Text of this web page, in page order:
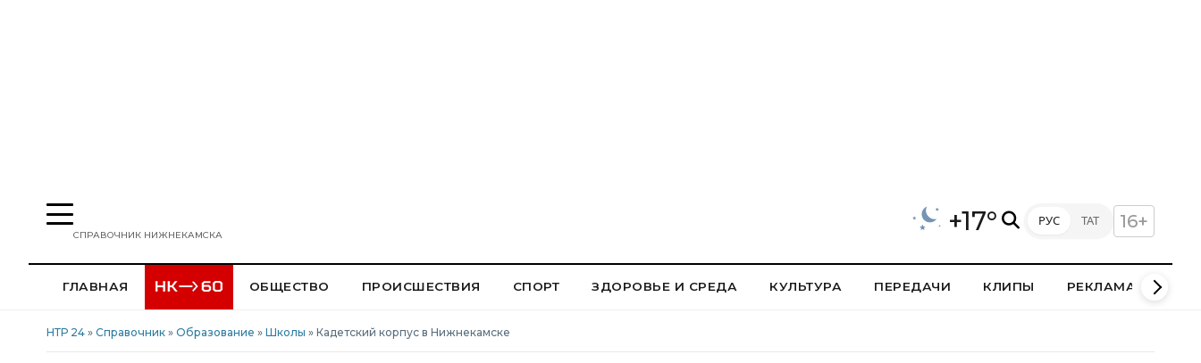
СПРАВОЧНИК НИЖНЕКАМСКА +17° РУС ТАТ 16+
ГЛАВНАЯ ОБЩЕСТВО ПРОИСШЕСТВИЯ СПОРТ ЗДОРОВЬЕ И СРЕДА КУЛЬТУРА ПЕРЕДАЧИ КЛИПЫ РЕКЛАМА В
НТР 24 » Справочник » Образование » Школы » Кадетский корпус в Нижнекамске